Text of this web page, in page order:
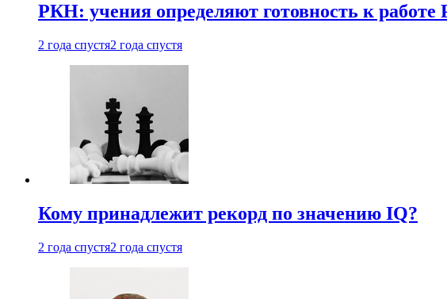
РКН: учения определяют готовность к
2 года спустя2 года спустя
Кому принадлежит рекорд по значению IQ?
2 года спустя2 года спустя